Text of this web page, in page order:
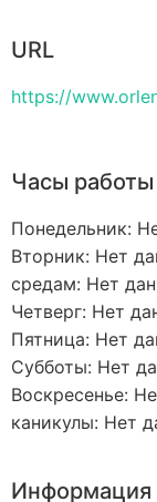
URL
https://
Часы работы
Понедельник:
Вторник: Нет
средам: Нет
Четверг: Нет
Пятница: Нет
Субботы: Нет
Воскресенье:
каникулы: Нет
Информация